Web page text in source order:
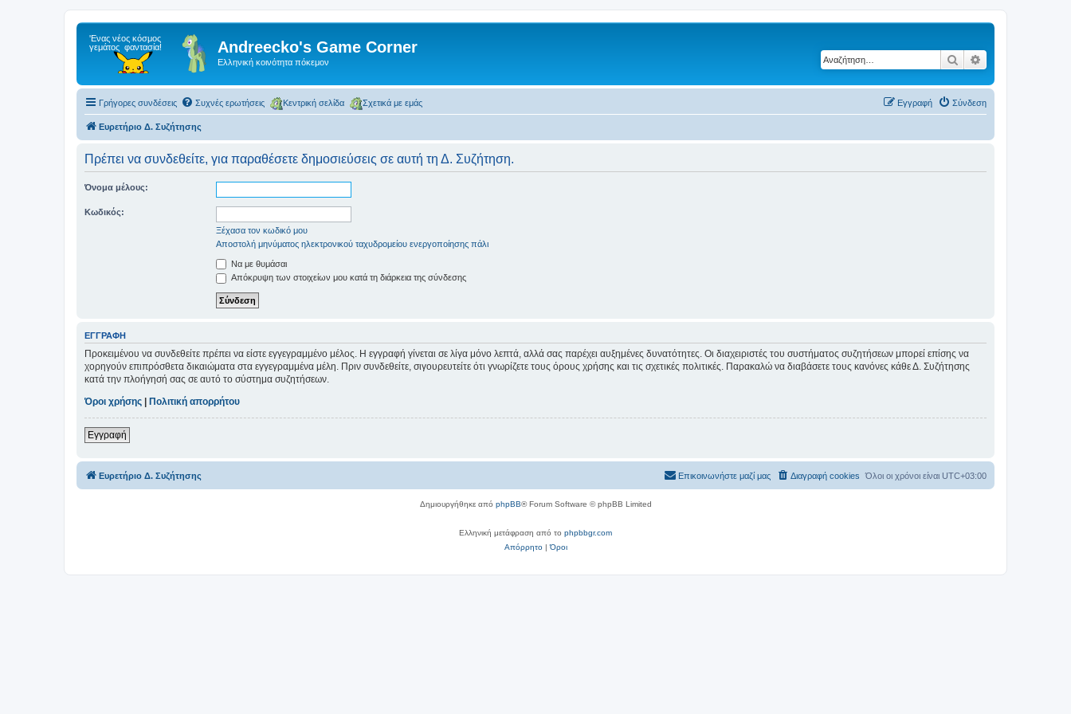
Andreecko's Game Corner
Ελληνική κοινότητα πόκεμον Αναζήτηση
Γρήγορες συνδέσεις Συχνές ερωτήσεις Κεντρική σελίδα Σχετικά με εμάς Σύνδεση
Εγγραφή
Ευρετήριο Δ. Συζήτησης
Πρέπει να συνδεθείτε, για παραθέσετε δημοσιεύσεις σε αυτή τη Δ. Συζήτηση.
Όνομα μέλους:
Κωδικός:
Ξέχασα τον κωδικό μου
Αποστολή μηνύματος ηλεκτρονικού ταχυδρομείου ενεργοποίησης πάλι
Να με θυμάσαι
Απόκρυψη των στοιχείων μου κατά τη διάρκεια της σύνδεσης
ΕΓΓΡΑΦΉ
Προκειμένου να συνδεθείτε πρέπει να είστε εγγεγραμμένο μέλος. Η εγγραφή γίνεται σε λίγα μόνο λεπτά, αλλά σας παρέχει αυξημένες δυνατότητες. Οι διαχειριστές του συστήματος συζητήσεων μπορεί επίσης να
χορηγούν επιπρόσθετα δικαιώματα στα εγγεγραμμένα μέλη. Πριν συνδεθείτε, σιγουρευτείτε ότι γνωρίζετε τους όρους χρήσης και τις σχετικές πολιτικές. Παρακαλώ να διαβάσετε τους κανόνες κάθε Δ. Συζήτησης
κατά την πλοήγησή σας σε αυτό το σύστημα συζητήσεων.
Όροι χρήσης
Πολιτική απορρήτου
Εγγραφή
Ευρετήριο Δ. Συζήτησης Όλοι οι χρόνοι είναι UTC+03:00
Διαγραφή cookies
Επικοινωνήστε μαζί μας
Δημιουργήθηκε από phpBB® Forum Software © phpBB Limited
Ελληνική μετάφραση από το phpbbgr.com
Απόρρητο|Όροι